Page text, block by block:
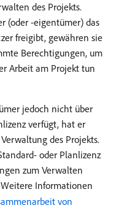
des Projekts.
(oder -eigentümer) das
freigibt, gewähren sie
Berechtigungen, um
Arbeit am Projekt tun
jedoch nicht über
verfügt, hat er
des Projekts.
oder Planlizenz
zum Verwalten
Informationen
von